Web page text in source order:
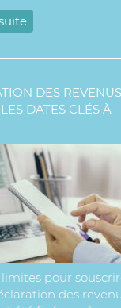
DES REVENUS
DATES CLÉS À
limites pour
des